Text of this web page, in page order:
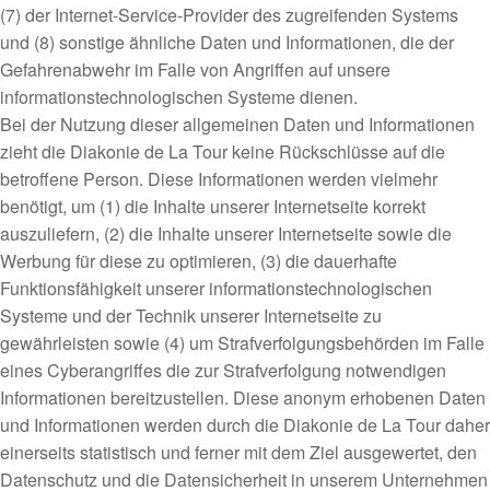
(7) der Internet-Service-Provider des zugreifenden Systems
und (8) sonstige ähnliche Daten und Informationen, die der
Gefahrenabwehr im Falle von Angriffen auf unsere
informationstechnologischen Systeme dienen.
Bei der Nutzung dieser allgemeinen Daten und Informationen
zieht die Diakonie de La Tour keine Rückschlüsse auf die
betroffene Person. Diese Informationen werden vielmehr
benötigt, um (1) die Inhalte unserer Internetseite korrekt
auszuliefern, (2) die Inhalte unserer Internetseite sowie die
Werbung für diese zu optimieren, (3) die dauerhafte
Funktionsfähigkeit unserer informationstechnologischen
Systeme und der Technik unserer Internetseite zu
gewährleisten sowie (4) um Strafverfolgungsbehörden im Falle
eines Cyberangriffes die zur Strafverfolgung notwendigen
Informationen bereitzustellen. Diese anonym erhobenen Daten
und Informationen werden durch die Diakonie de La Tour daher
einerseits statistisch und ferner mit dem Ziel ausgewertet, den
Datenschutz und die Datensicherheit in unserem Unternehmen